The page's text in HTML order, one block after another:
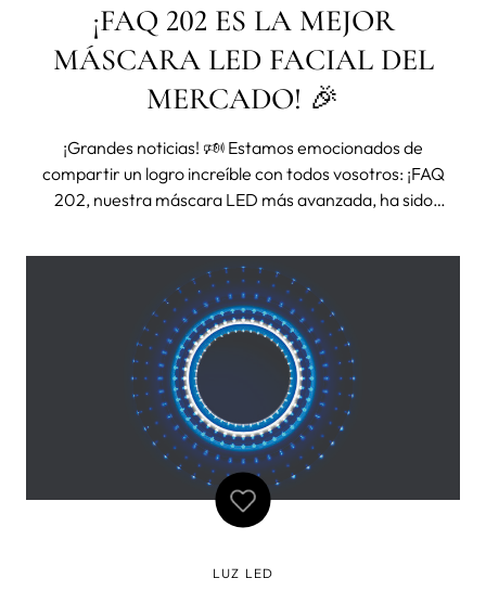
¡FAQ 202 ES LA MEJOR
MÁSCARA LED FACIAL DEL
MERCADO! 🎉
¡Grandes noticias! 🕬 Estamos emocionados de
compartir un logro increíble con todos vosotros: ¡FAQ
202, nuestra máscara LED más avanzada, ha sido
artículo en uno de los periódicos más influyentes de
España 😍 En este artículo, la pe
LUZ LED